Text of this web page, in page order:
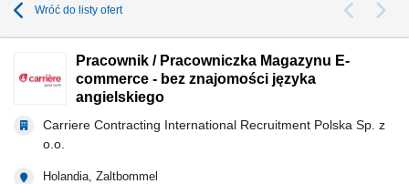
Wróć do listy ofert
Pracownik / Pracowniczka Magazynu E-
commerce - bez znajomości języka
angielskiego
Carriere Contracting International Recruitment Polska Sp. z
o.o.
Holandia, Zaltbommel